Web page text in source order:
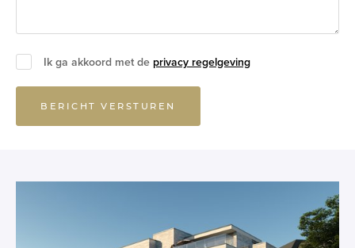
Ik ga akkoord met de privacy regelgeving
BERICHT VERSTUREN